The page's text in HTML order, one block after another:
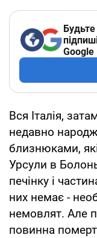
Google
Вся Італія,
недавно
близнюками,
Урсули в
печінку і
них немає -
немовлят. Але
повинна